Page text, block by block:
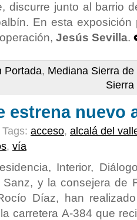
discurre junto al barrio
En esta exposición
Jesús Sevilla.
Portada, Mediana Sierra de
Sierra
estrena nuevo
Tags: acceso, alcalá del
, vía
Interior,
Sanz, y la consejera de
Díaz, han
carretera A-384 que